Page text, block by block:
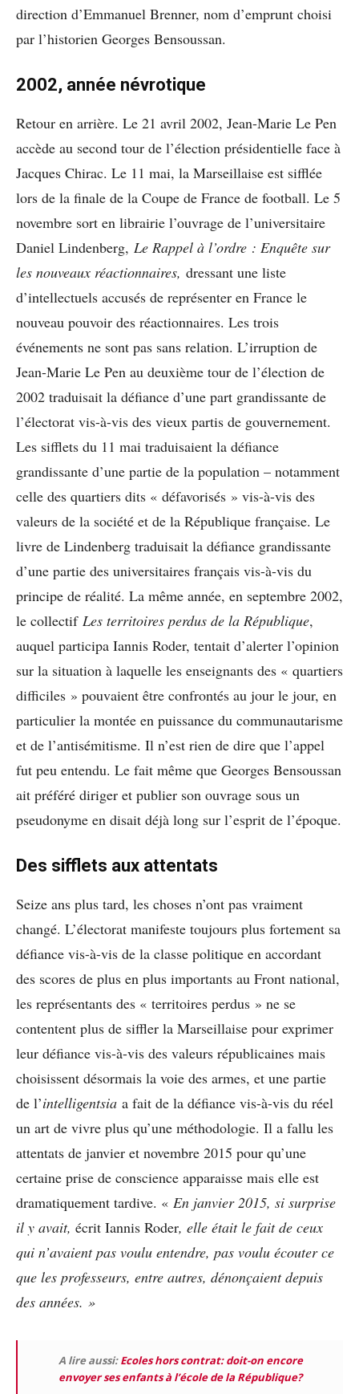
direction d’Emmanuel Brenner, nom d’emprunt choisi
par l’historien Georges Bensoussan.
2002, année névrotique
Retour en arrière. Le 21 avril 2002, Jean-Marie Le Pen
accède au second tour de l’élection présidentielle face à
Jacques Chirac. Le 11 mai, la Marseillaise est sifflée
lors de la finale de la Coupe de France de football. Le 5
novembre sort en librairie l’ouvrage de l’universitaire
Daniel Lindenberg, Le Rappel à l’ordre : Enquête sur
les nouveaux réactionnaires, dressant une liste
d’intellectuels accusés de représenter en France le
nouveau pouvoir des réactionnaires. Les trois
événements ne sont pas sans relation. L’irruption de
Jean-Marie Le Pen au deuxième tour de l’élection de
2002 traduisait la défiance d’une part grandissante de
l’électorat vis-à-vis des vieux partis de gouvernement.
Les sifflets du 11 mai traduisaient la défiance
grandissante d’une partie de la population – notamment
celle des quartiers dits « défavorisés » vis-à-vis des
valeurs de la société et de la République française. Le
livre de Lindenberg traduisait la défiance grandissante
d’une partie des universitaires français vis-à-vis du
principe de réalité. La même année, en septembre 2002,
le collectif Les territoires perdus de la République,
auquel participa Iannis Roder, tentait d’alerter l’opinion
sur la situation à laquelle les enseignants des « quartiers
difficiles » pouvaient être confrontés au jour le jour, en
particulier la montée en puissance du communautarisme
et de l’antisémitisme. Il n’est rien de dire que l’appel
fut peu entendu. Le fait même que Georges Bensoussan
ait préféré diriger et publier son ouvrage sous un
pseudonyme en disait déjà long sur l’esprit de l’époque.
Des sifflets aux attentats
Seize ans plus tard, les choses n’ont pas vraiment
changé. L’électorat manifeste toujours plus fortement sa
défiance vis-à-vis de la classe politique en accordant
des scores de plus en plus importants au Front national,
les représentants des « territoires perdus » ne se
contentent plus de siffler la Marseillaise pour exprimer
leur défiance vis-à-vis des valeurs républicaines mais
choisissent désormais la voie des armes, et une partie
de l’intelligentsia a fait de la défiance vis-à-vis du réel
un art de vivre plus qu’une méthodologie. Il a fallu les
attentats de janvier et novembre 2015 pour qu’une
certaine prise de conscience apparaisse mais elle est
dramatiquement tardive. « En janvier 2015, si surprise
il y avait, écrit Iannis Roder, elle était le fait de ceux
qui n’avaient pas voulu entendre, pas voulu écouter ce
que les professeurs, entre autres, dénonçaient depuis
des années. »
A lire aussi:Ecoles hors contrat: doit-on encore
envoyer ses enfants à l’école de la République?